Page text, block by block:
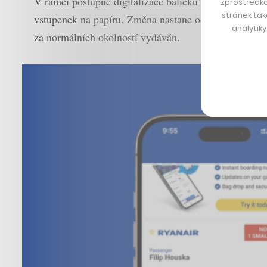
vstupenek na papíru. Změna nastane od 12.
za normálních okolností vydáván.
stránek